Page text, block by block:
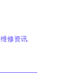
维修资讯